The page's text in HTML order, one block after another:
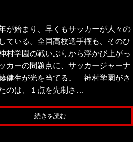
が始まり、早くもサッカーが人々の
ている。全国高校選手権も、そのひ
村学園の戦いぶりから浮かび上がっ
カーの問題点に、サッカージャーナ
健生が光を当てる。 神村学園がさ
のは、１点を先制さ…
続きを読む